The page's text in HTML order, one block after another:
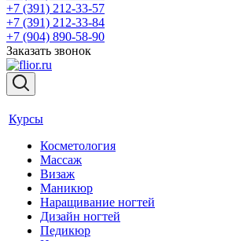
+7 (391) 212-33-57
+7 (391) 212-33-84
+7 (904) 890-58-90
Заказать звонок
Курсы
Косметология
Массаж
Визаж
Маникюр
Наращивание ногтей
Дизайн ногтей
Педикюр